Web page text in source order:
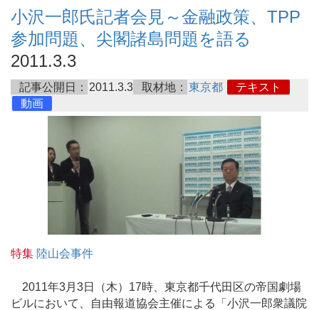
小沢一郎氏記者会見～金融政策、TPP
参加問題、尖閣諸島問題を語る
2011.3.3
記事公開日： 2011.3.3 取材地： 東京都
テキスト
動画
特集 陸山会事件
2011年3月3日（木）17時、東京都千代田区の帝国劇場
ビルにおいて、自由報道協会主催による「小沢一郎衆議院